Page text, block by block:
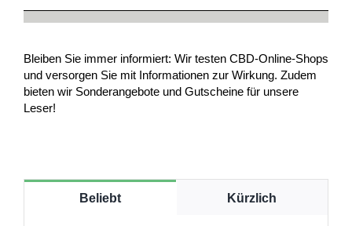
Bleiben Sie immer informiert: Wir testen CBD-Online-Shops
und versorgen Sie mit Informationen zur Wirkung. Zudem
bieten wir Sonderangebote und Gutscheine für unsere
Leser!
Beliebt Kürzlich